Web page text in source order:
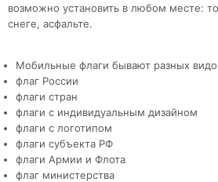
возможно установить в любом месте:
снеге, асфальте.
Мобильные флаги бывают разных
флаг России
флаги стран
флаги с индивидуальным дизайном
флаги с логотипом
флаги субъекта РФ
флаги Армии и Флота
флаг министерства